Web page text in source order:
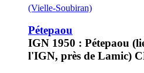
(Vielle-Soubiran)
Pétepaou
IGN 1950 : Pétepaou
l'IGN, près de Lamic)